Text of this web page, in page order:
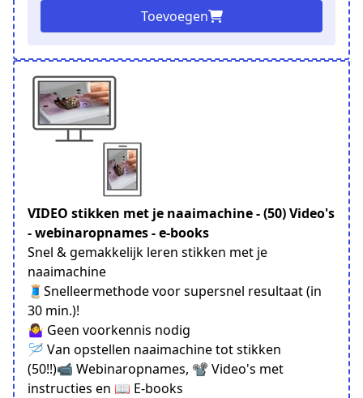
Toevoegen
VIDEO stikken met je naaimachine - (50) Video's
- webinaropnames - e-books
Snel & gemakkelijk leren stikken met je
naaimachine
🧵Snelleermethode voor supersnel resultaat (in
30 min.)!
🤷‍♀️ Geen voorkennis nodig
🪡 Van opstellen naaimachine tot stikken
(50!!)📹 Webinaropnames, 📽️ Video's met
instructies en 📖 E-books